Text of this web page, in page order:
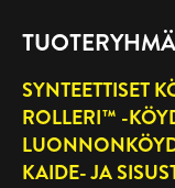
SYNTEETTISET
ROLLERI™ -
KAIDE- JA